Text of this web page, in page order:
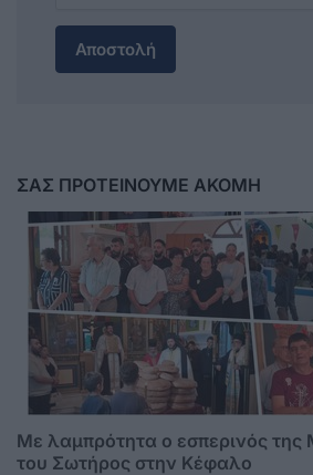
Αποστολή
ΣΑΣ ΠΡΟΤΕΙΝΟΥΜΕ ΑΚΟΜΗ
Με λαμπρότητα ο εσπερινός
του Σωτήρος στην Κέφαλο